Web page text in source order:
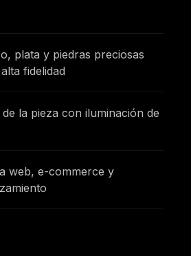
plata y piedras preciosas
fidelidad
la pieza con iluminación de
web, e-commerce y